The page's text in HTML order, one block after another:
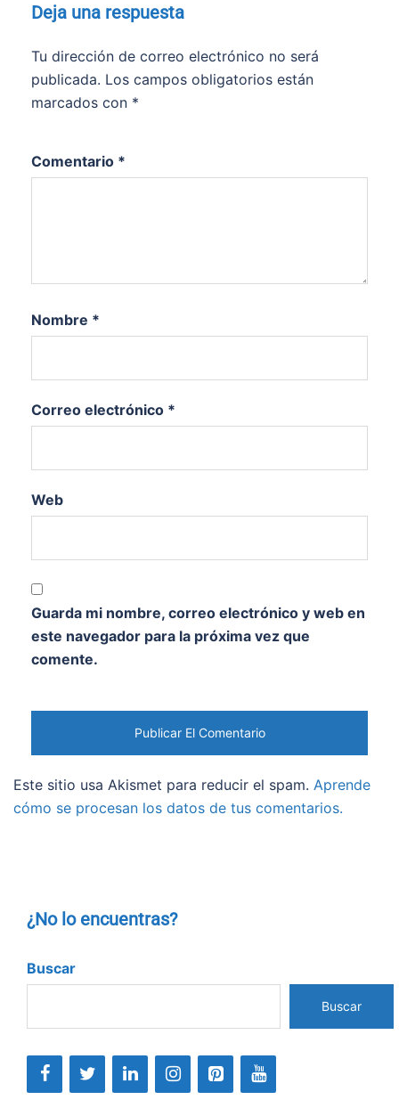
Deja una respuesta
Tu dirección de correo electrónico no será
publicada. Los campos obligatorios están
marcados con *
Comentario *
Nombre *
Correo electrónico *
Web
Guarda mi nombre, correo electrónico y web en
este navegador para la próxima vez que
comente.
Este sitio usa Akismet para reducir el spam. Aprende
cómo se procesan los datos de tus comentarios.
¿No lo encuentras?
Buscar
Buscar